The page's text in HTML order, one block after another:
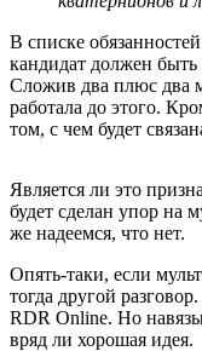
В списке
кандидат должен
Сложив два плюс два
работала до этого.
том, с чем будет
Является ли это
будет сделан упор на
же надеемся, что нет.
Опять-таки, если
тогда другой
RDR Online. Но
вряд ли хорошая идея.